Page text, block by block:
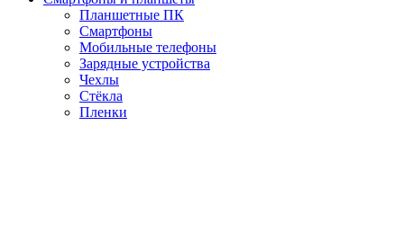
Планшетные ПК
Смартфоны
Мобильные телефоны
Зарядные устройства
Чехлы
Стёкла
Пленки